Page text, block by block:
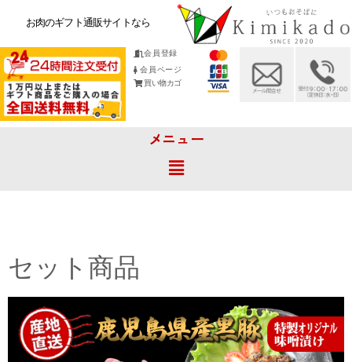
お肉のギフト通販サイトなら
会員登録
会員ページ
買い物カゴ
メニュー
セット商品